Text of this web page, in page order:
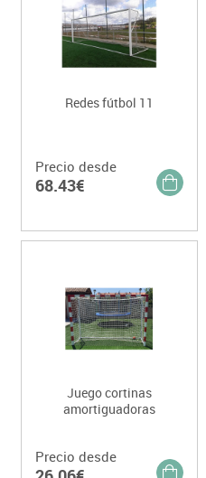
Redes fútbol 11
Precio desde
68.43€
Juego cortinas
amortiguadoras
Precio desde